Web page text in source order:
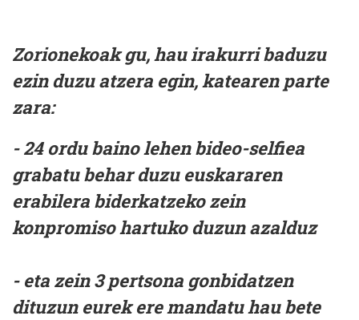
Zorionekoak gu, hau irakurri baduzu
ezin duzu atzera egin, katearen parte
zara:
- 24 ordu baino lehen bideo-selfiea
grabatu behar duzu euskararen
erabilera biderkatzeko zein
konpromiso hartuko duzun azalduz
- eta zein 3 pertsona gonbidatzen
dituzun eurek ere mandatu hau bete